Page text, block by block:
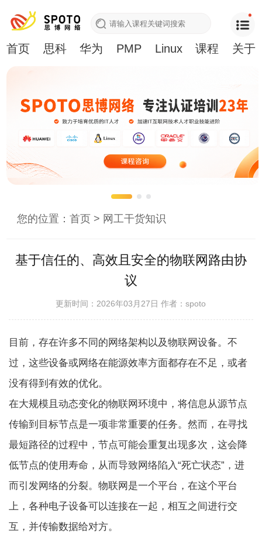
首页 思科 华为 PMP Linux 课程 关于
您的位置：首页 > 网工干货知识
基于信任的、高效且安全的物联网路由协
议
更新时间：2026年03月27日作者：spoto
目前，存在许多不同的网络架构以及物联网设备。不
过，这些设备或网络在能源效率方面都存在不足，或者
没有得到有效的优化。
在大规模且动态变化的物联网环境中，将信息从源节点
传输到目标节点是一项非常重要的任务。然而，在寻找
最短路径的过程中，节点可能会重复出现多次，这会降
低节点的使用寿命，从而导致网络陷入“死亡状态”，进
而引发网络的分裂。物联网是一个平台，在这个平台
上，各种电子设备可以连接在一起，相互之间进行交
互，并传输数据给对方。